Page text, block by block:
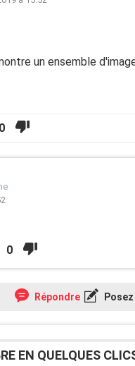
un ensemble
0
0
Répondre
EN QUELQUES